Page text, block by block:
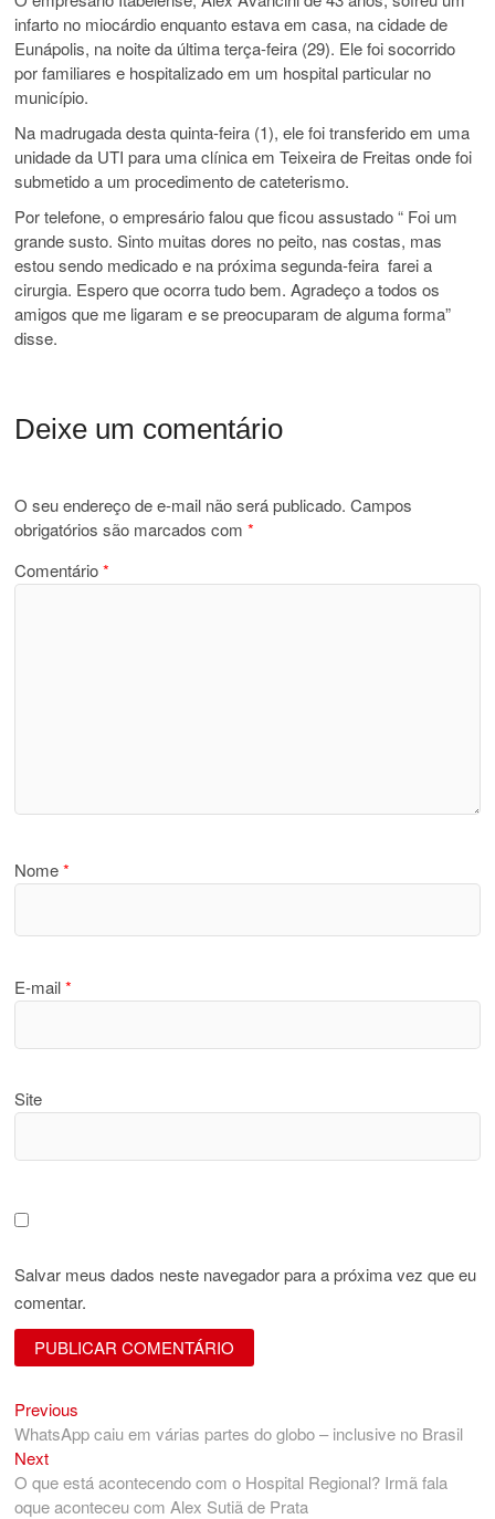
infarto no miocárdio enquanto estava em casa, na cidade de
Eunápolis, na noite da última terça-feira (29). Ele foi socorrido
por familiares e hospitalizado em um hospital particular no
município.
Na madrugada desta quinta-feira (1), ele foi transferido em uma
unidade da UTI para uma clínica em Teixeira de Freitas onde foi
submetido a um procedimento de cateterismo.
Por telefone, o empresário falou que ficou assustado “ Foi um
grande susto. Sinto muitas dores no peito, nas costas, mas
estou sendo medicado e na próxima segunda-feira farei a
cirurgia. Espero que ocorra tudo bem. Agradeço a todos os
amigos que me ligaram e se preocuparam de alguma forma”
disse.
Deixe um comentário
O seu endereço de e-mail não será publicado. Campos
obrigatórios são marcados com*
Comentário*
Nome*
E-mail*
Site
Salvar meus dados neste navegador para a próxima vez que eu
comentar.
Navegação
de
Post
Previous
post:
WhatsApp caiu em várias partes do globo – inclusive no Brasil
NextNext
post:
O que está acontecendo com o Hospital Regional? Irmã fala
oque aconteceu com Alex Sutiã de Prata